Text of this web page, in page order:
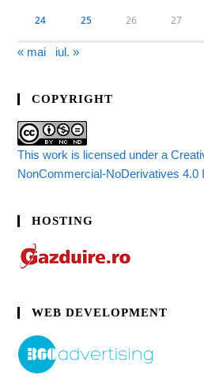
24 25 26 27
« mai iul. »
COPYRIGHT
This work is licensed under a
NonCommercial-NoDerivatives 4.0
HOSTING
WEB DEVELOPMENT